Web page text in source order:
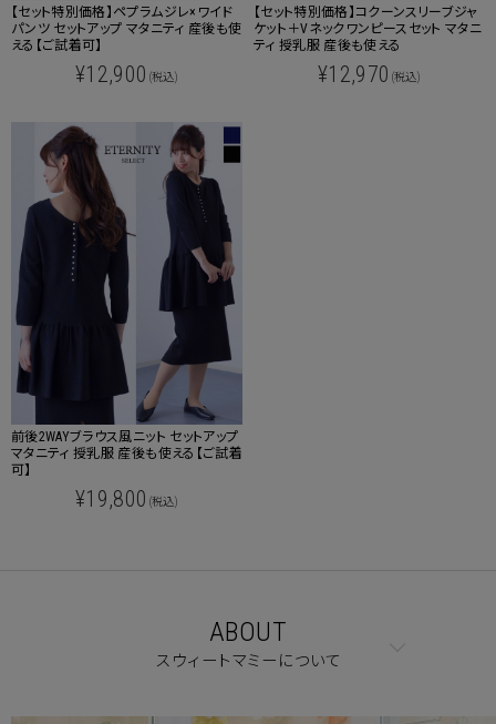
【セット特別価格】ペプラムジレ×ワイド
パンツ セットアップ マタニティ 産後も使
える【ご試着可】
¥12,900 (税込)
【セット特別価格】コクーンスリーブジャ
ケット＋Vネックワンピースセット マタニ
ティ 授乳服 産後も使える
¥12,970 (税込)
前後2WAYブラウス風ニット セットアップ
マタニティ 授乳服 産後も使える【ご試着
可】
¥19,800 (税込)
ABOUT
スウィートマミーについて